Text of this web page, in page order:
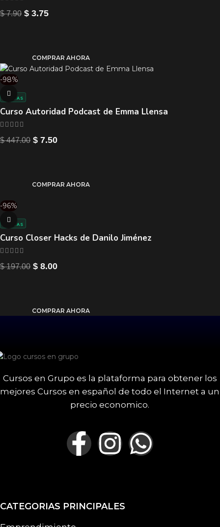
$7.90 $ 3.75
COMPRAR AHORA
-98%
Curso Autoridad Podcast de Emma Llensa
VENTAS
$447.00 $ 7.50
COMPRAR AHORA
-96%
Curso Closer Hacks de Danilo Jiménez
VENTAS
$197.00 $ 8.00
COMPRAR AHORA
Cursos en Grupo es la plataforma para obtener los
mejores Cursos en español de todo el Internet a un
precio economico.
CATEGORIAS PRINCIPALES